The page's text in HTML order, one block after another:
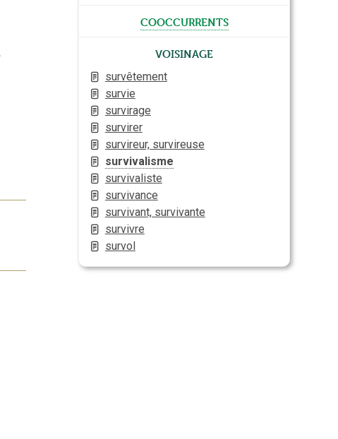
cooccurrents
Voisinage
survêtement
survie
survirage
survirer
survireur, survireuse
survivalisme
survivaliste
survivance
survivant, survivante
survivre
survol